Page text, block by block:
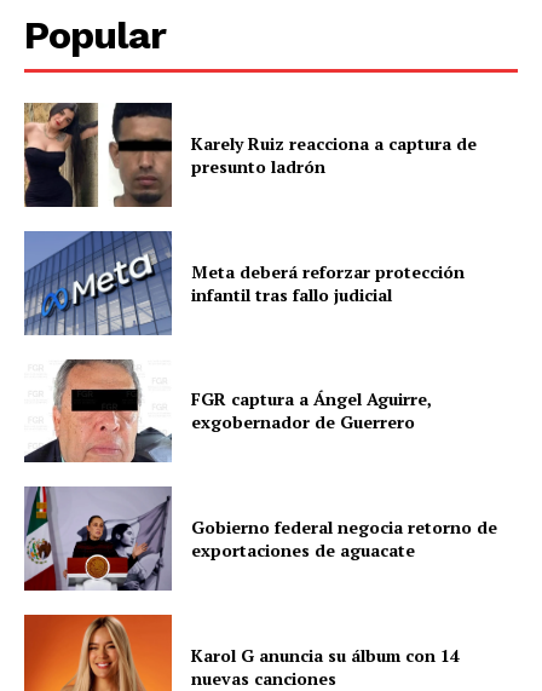
Popular
Karely Ruiz reacciona a captura de
presunto ladrón
Meta deberá reforzar protección
infantil tras fallo judicial
FGR captura a Ángel Aguirre,
exgobernador de Guerrero
Gobierno federal negocia retorno de
exportaciones de aguacate
Karol G anuncia su álbum con 14
nuevas canciones